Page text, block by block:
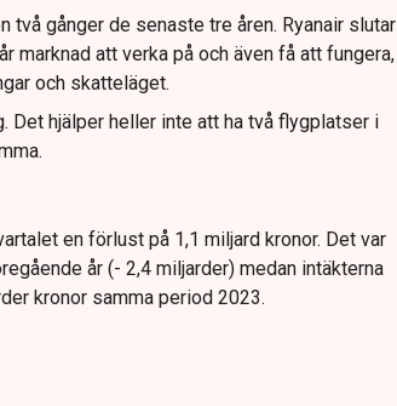
två gånger de senaste tre åren. Ryanair slutar
marknad att verka på och även få att fungera,
och skatteläget.
Det hjälper heller inte att ha två flygplatser i
en förlust på 1,1 miljard kronor. Det var
år (- 2,4 miljarder) medan intäkterna
kronor samma period 2023.